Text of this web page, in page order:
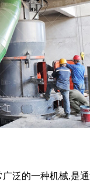
泛的一种机械,是